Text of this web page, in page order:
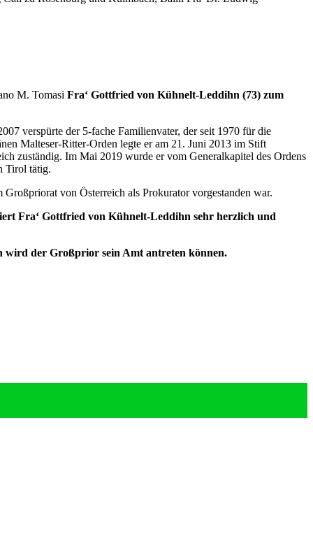
M. Tomasi Fra‘ Gottfried von Kühnelt-Leddihn (73) zum
verspürte der 5-fache Familienvater, der seit 1970 für die
Malteser-Ritter-Orden legte er am 21. Juni 2013 im Stift
zuständig. Im Mai 2019 wurde er vom Generalkapitel des Ordens
Tirol tätig.
von Österreich als Prokurator vorgestanden war.
Fra‘ Gottfried von Kühnelt-Leddihn sehr herzlich und
wird der Großprior sein Amt antreten können.